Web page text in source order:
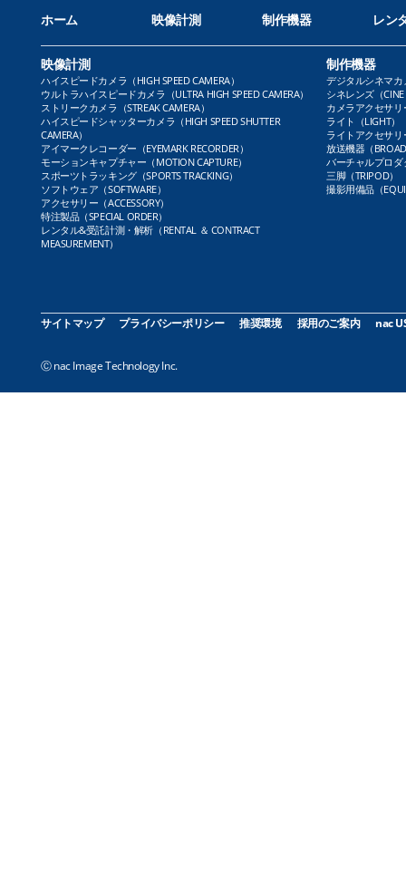
ホーム 映像計測 制作機器 レン
映像計測
ハイスピードカメラ（HIGH SPEED CAMERA）
ウルトラハイスピードカメラ（ULTRA HIGH SPEED CAMERA）
ストリークカメラ（STREAK CAMERA）
ハイスピードシャッターカメラ（HIGH SPEED SHUTTER
CAMERA）
アイマークレコーダー（EYEMARK RECORDER）
モーションキャプチャー（MOTION CAPTURE）
スポーツトラッキング（SPORTS TRACKING）
ソフトウェア（SOFTWARE）
アクセサリー（ACCESSORY）
特注製品（SPECIAL ORDER）
レンタル&受託計測・解析（RENTAL ＆ CONTRACT
MEASUREMENT）
制作機器
デジタルシネマカ
シネレンズ（CINE
カメラアクセサリ
ライト（LIGHT）
ライトアクセサリ
放送機器（
バーチャルプロダ
三脚（TRIPOD）
撮影用備品（
サイトマップ プライバシーポリシー 推奨環境 採用のご案内 nac
Ⓒ nac Image Technology Inc.